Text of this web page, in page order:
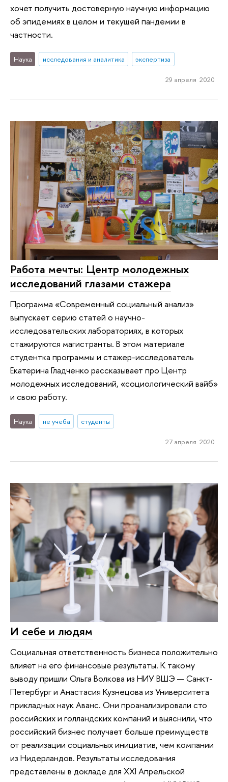
хочет получить достоверную научную информацию
об эпидемиях в целом и текущей пандемии в
частности.
Наука исследования и аналитика экспертиза
29 апреля 2020
Работа мечты: Центр молодежных
исследований глазами стажера
Программа «Современный социальный анализ»
выпускает серию статей о научно-
исследовательских лабораториях, в которых
стажируются магистранты. В этом материале
студентка программы и стажер-исследователь
Екатерина Гладченко рассказывает про Центр
молодежных исследований, «социологический вайб»
и свою работу.
Наука не учеба студенты
27 апреля 2020
И себе и людям
Социальная ответственность бизнеса положительно
влияет на его финансовые результаты. К такому
выводу пришли Ольга Волкова из НИУ ВШЭ — Санкт-
Петербург и Анастасия Кузнецова из Университета
прикладных наук Аванс. Они проанализировали сто
российских и голландских компаний и выяснили, что
российский бизнес получает больше преимуществ
от реализации социальных инициатив, чем компании
из Нидерландов. Результаты исследования
представлены в докладе для XXI Апрельской